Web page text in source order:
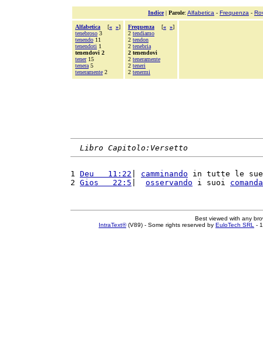
Indice| Parole: Alfabetica - Frequenza -
Alfabetica [« »]
tenebroso 3
tenendo 11
tenendoti 1
tenendovi 2
tener15
tenera 5
teneramente 2
Frequenza [« »]
2 tendiamo
2 tendon
2 tenebria
2 tenendovi
2 teneramente
2 teneri
2 tenermi
Libro Capitolo:Versetto
1 Deu   11:22 camminando in tutte le
2 Gios   22:5 osservando i suoi
Best viewed with any
IntraText®(V89) - Some rights reserved by EuloTech SRL -